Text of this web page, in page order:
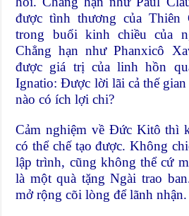
được tình thương của Thiên
trong buổi kinh chiều của
Chẳng hạn như Phanxicô
được giá trị của linh hồn
Ignatio: Được lời lãi cả thế
nào có ích lợi chi?
Cảm nghiệm về Đức Kitô thì
có thể chế tạo được. Không
lập trình, cũng không thể cứ
là một quà tặng Ngài trao
mở rộng cõi lòng để lãnh nhận.